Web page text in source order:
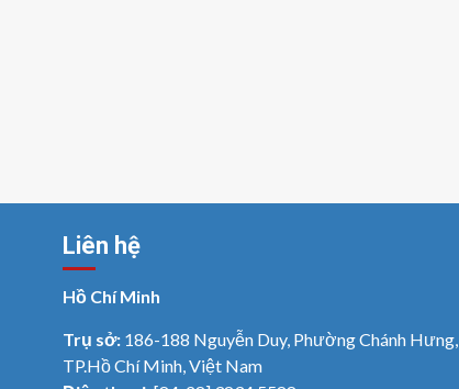
Liên hệ
Hồ Chí Minh
Trụ sở: 186-188 Nguyễn Duy, Phường Chánh Hưng,
TP.Hồ Chí Minh, Việt Nam